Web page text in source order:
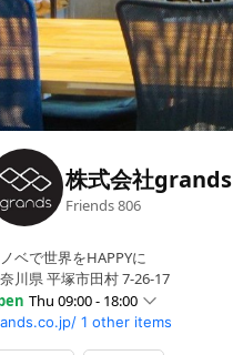
株式会社grands
Friends806
ベで世界をHAPPYに
川県 平塚市田村 7-26-17
Thu 09:00 - 18:00
Closed
09:00 - 18:00
1 other items